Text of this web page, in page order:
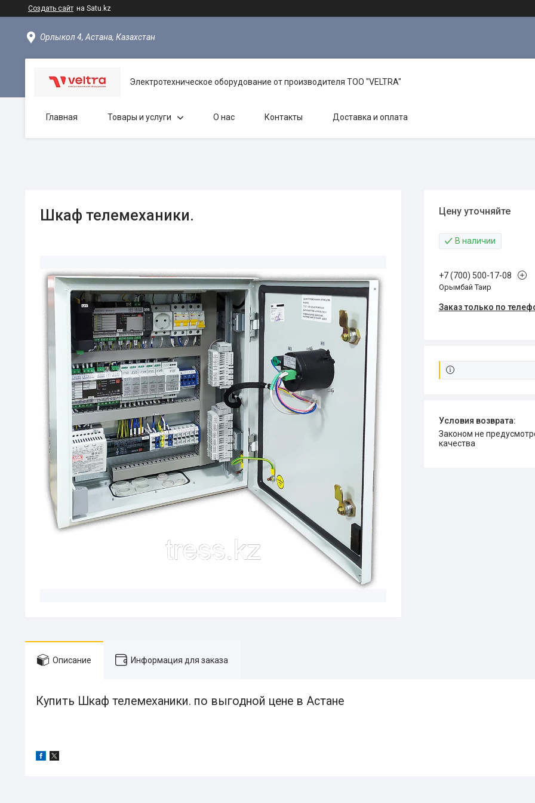
Создать сайт на Satu.kz
Орлыкол 4, Астана, Казахстан
Электротехническое оборудование от производителя TOO "VELTRA"
Главная Товары и услуги О нас Контакты Доставка и оплата
Шкаф телемеханики. Цену уточняйте
В наличии
+7 (700) 500-17-08
Орымбай Таир
Заказ только по
Законом не предусмотрен возврат и обмен данного товара надлежащего
качества
Описание Информация для заказа
Купить Шкаф телемеханики. по выгодной цене в Астане